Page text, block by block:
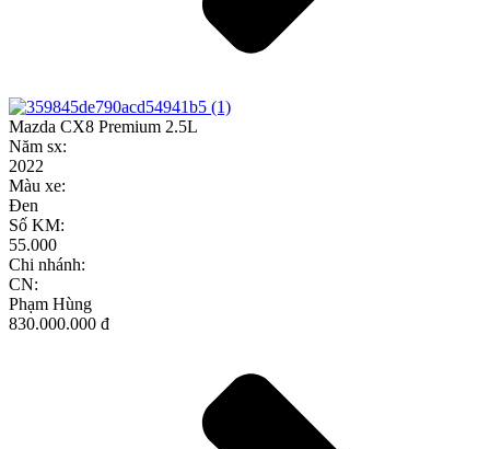
Mazda CX8 Premium 2.5L
Năm sx:
2022
Màu xe:
Đen
Số KM:
55.000
Chi nhánh:
CN:
Phạm Hùng
830.000.000 đ